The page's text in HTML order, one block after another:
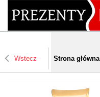
Wstecz Strona główna